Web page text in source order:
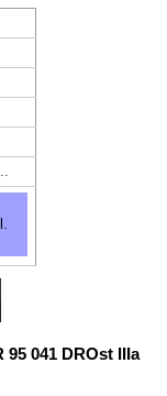
041 DROst IIIa